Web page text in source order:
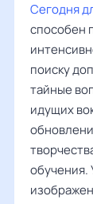
Сегодня
способен
поиску
тайные
идущих
обучения.